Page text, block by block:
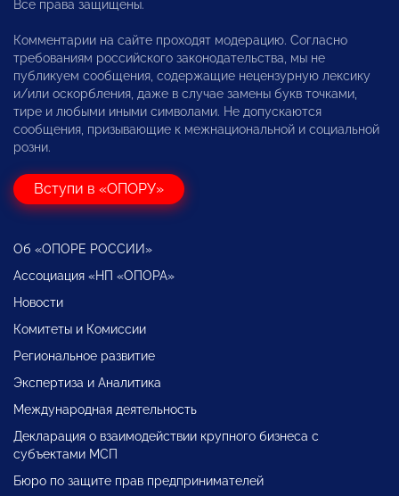
Все права защищены.
Комментарии на сайте проходят модерацию. Согласно
требованиям российского законодательства, мы не
публикуем сообщения, содержащие нецензурную лексику
и/или оскорбления, даже в случае замены букв точками,
тире и любыми иными символами. Не допускаются
сообщения, призывающие к межнациональной и социальной
розни.
Вступи в «ОПОРУ»
Об «ОПОРЕ РОССИИ»
Ассоциация «НП «ОПОРА»
Новости
Комитеты и Комиссии
Региональное развитие
Экспертиза и Аналитика
Международная деятельность
Декларация о взаимодействии крупного бизнеса с
субъектами МСП
Бюро по защите прав предпринимателей